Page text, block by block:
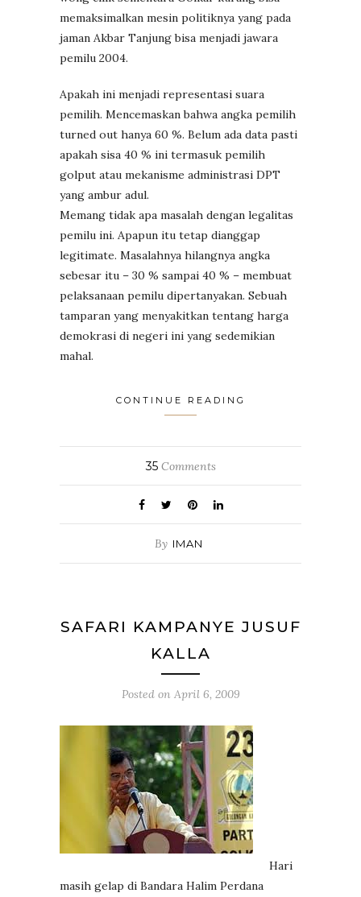
memaksimalkan mesin politiknya yang pada
jaman Akbar Tanjung bisa menjadi jawara
pemilu 2004.
Apakah ini menjadi representasi suara
pemilih. Mencemaskan bahwa angka pemilih
turned out hanya 60 %. Belum ada data pasti
apakah sisa 40 % ini termasuk pemilih
golput atau mekanisme administrasi DPT
yang ambur adul.
Memang tidak apa masalah dengan legalitas
pemilu ini. Apapun itu tetap dianggap
legitimate. Masalahnya hilangnya angka
sebesar itu – 30 % sampai 40 % – membuat
pelaksanaan pemilu dipertanyakan. Sebuah
tamparan yang menyakitkan tentang harga
demokrasi di negeri ini yang sedemikian
mahal.
CONTINUE READING
35Comments
By IMAN
SAFARI KAMPANYE JUSUF
KALLA
Posted on April 6, 2009
Hari
masih gelap di Bandara Halim Perdana